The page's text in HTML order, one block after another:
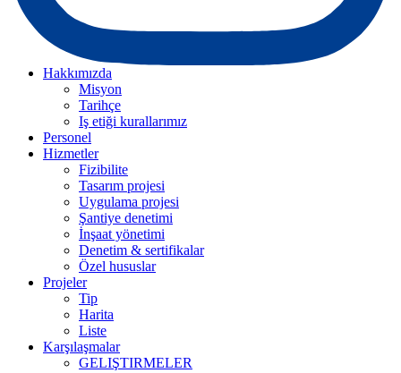
Hakkımızda
Misyon
Tarihçe
Iş etiği kurallarımız
Personel
Hizmetler
Fizibilite
Tasarım projesi
Uygulama projesi
Şantiye denetimi
İnşaat yönetimi
Denetim & sertifikalar
Özel hususlar
Projeler
Tip
Harita
Liste
Karşılaşmalar
GELIŞTIRMELER